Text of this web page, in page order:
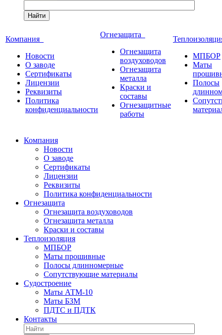
Найти
Компания
Новости
О заводе
Сертификаты
Лицензии
Реквизиты
Политика
конфиденциальности
Огнезащита
Огнезащита
воздуховодов
Огнезащита
металла
Краски и
составы
Огнезащитные
работы
МПБОР
Маты
Полосы
Компания
Новости
О заводе
Сертификаты
Лицензии
Реквизиты
Политика конфиденциальности
Огнезащита
Огнезащита воздуховодов
Огнезащита металла
Краски и составы
Теплоизоляция
МПБОР
Маты прошивные
Полосы длинномерные
Сопутствующие материалы
Судостроение
Маты АТМ-10
Маты БЗМ
ПДТС и ПДТК
Контакты